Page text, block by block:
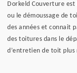
Dorkeld Couverture
ou le démoussage de
des années et connait
des toitures dans le
d’entretien de toit plus